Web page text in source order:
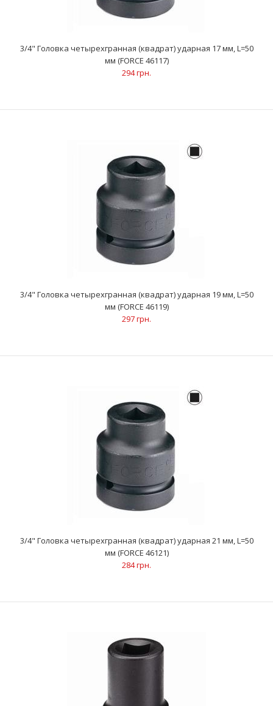
мм (FORCE 46117)
294 грн.
мм (FORCE 46119)
..
3/4" Головка четырехгранная (квадрат) ударная 21 мм, L=50
мм (FORCE 46121)
284 грн.
3/4" Головка четырехгранная (квадрат) ударная 17 мм, L=50
мм (FORCE 46117)
294 грн.
3/4" Головка четырехгранная (квадрат) ударная 19 мм, L=50
мм (FORCE 46119)
297 грн.
3/4" Головка четырехгранная (квадрат) ударная 21 мм, L=50
мм (FORCE 46121)
284 грн.